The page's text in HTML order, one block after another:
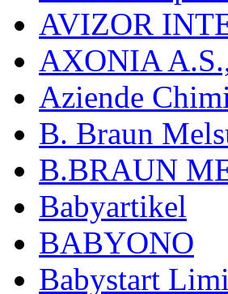
AVIZOR
AXONIA
Aziende
B. Braun
B.BRAUN
Babyartikel
BABYONO
Babystart